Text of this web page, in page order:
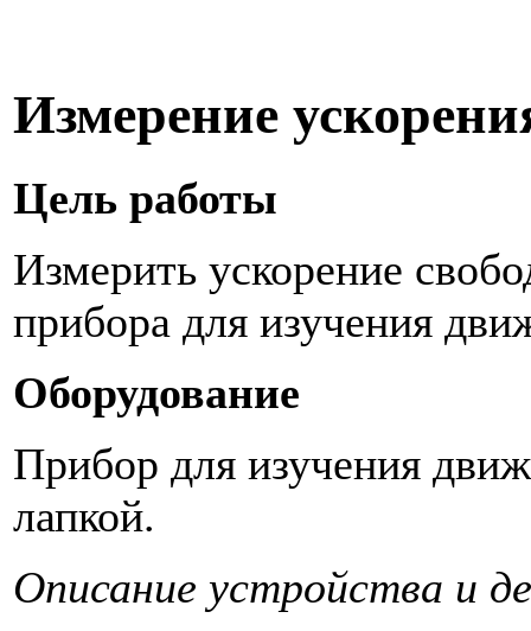
Измерение
Цель работы
Измерить ускорение
прибора для изучения
Оборудование
Прибор для изучения
лапкой.
Описание устройства и